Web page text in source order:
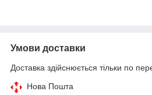
Умови доставки
Доставка здійснюється тільки по
Нова Пошта